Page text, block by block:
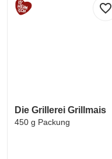
Umwelt und Verpackung:
favorite_border
Die Grillerei Grillmais
450 g Packung